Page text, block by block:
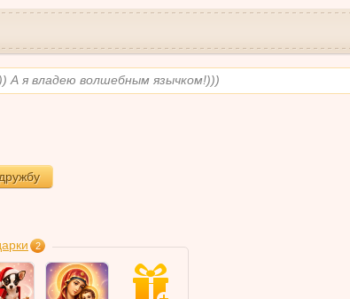
А я владею волшебным язычком!)))
2